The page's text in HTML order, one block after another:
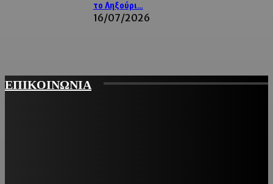
το Ληξούρι…
16/07/2026
ΕΠΙΚΟΙΝΩΝΙΑ